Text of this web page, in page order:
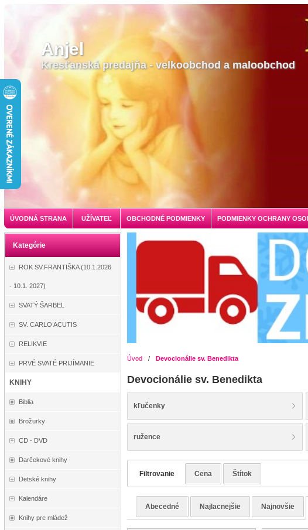
Anjel
Kresťanská predajňa - velkoobchod a maloobchod
ÚVODNÁ STRANA UŽÍVATEĽ OBCHODNÉ PODMIENKY PODMIENKY OCHRANY
Kategórie
ROK SV.FRANTIŠKA (10.1.2026
- 10.1. 2027)
SVATÝ ŠARBEL
SV. CARLO ACUTIS
RELIKVIE
PRVÉ SVATÉ PRIJÍMANIE
KNIHY
Biblia
Brožurky
CD - DVD
Darčekové knihy
Detské knihy
Kalendáre
Knihy pre mládež
Úvod / Devocionálie sv. Benedikta
Devocionálie sv. Benedikta
kľučenky
ružence
Filtrovanie Cena Štítok
Abecedné Najlacnejšie Najnovšie